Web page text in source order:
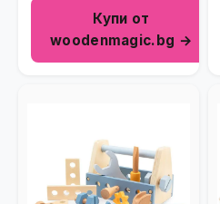
Купи от
woodenmagic.bg →